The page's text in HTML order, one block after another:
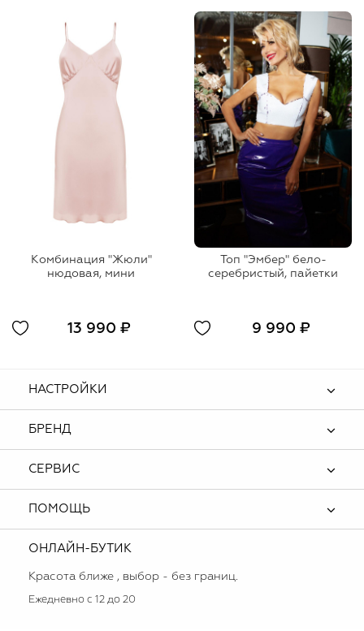
Комбинация "Жюли"
нюдовая, мини
13 990 ₽
Топ "Эмбер" бело-
серебристый, пайетки
9 990 ₽
НАСТРОЙКИ
БРЕНД
СЕРВИС
ПОМОЩЬ
ОНЛАЙН-БУТИК
Красота ближе , выбор - без границ.
Ежедневно с 12 до 20